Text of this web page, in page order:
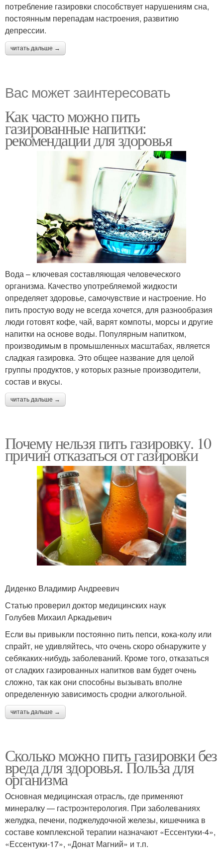
потребление газировки способствует нарушениям сна,
постоянным перепадам настроения, развитию
депрессии.
читать дальше →
Вас может заинтересовать
Как часто можно пить
газированные напитки:
рекомендации для здоровья
Вода – ключевая составляющая человеческого
организма. Качество употребляемой жидкости
определяет здоровье, самочувствие и настроение. Но
пить простую воду не всегда хочется, для разнообразия
люди готовят кофе, чай, варят компоты, морсы и другие
напитки на основе воды. Популярным напитком,
производимым в промышленных масштабах, является
сладкая газировка. Это общее название для целой
группы продуктов, у которых разные производители,
состав и вкусы.
читать дальше →
Почему нельзя пить газировку. 10
причин отказаться от газировки
Диденко Владимир Андреевич
Статью проверил доктор медицинских наук
Голубев Михаил Аркадьевич
Если вы привыкли постоянно пить пепси, кока-колу или
спрайт, не удивляйтесь, что очень скоро обнаружите у
себякаких-нибудь заболеваний. Кроме того, отказаться
от сладких газированных напитков вам будет очень
сложно, так как они способны вызывать вполне
определенную зависимость сродни алкогольной.
читать дальше →
Сколько можно пить газировки без
вреда для здоровья. Польза для
организма
Основная медицинская отрасль, где применяют
минералку — гастроэнтерология. При заболеваниях
желудка, печени, поджелудочной железы, кишечника в
составе комплексной терапии назначают «Ессентуки-4»,
«Ессентуки-17», «Донат Магний» и т.п.